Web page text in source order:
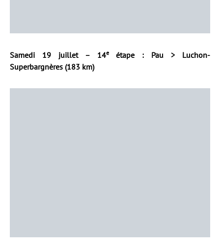
Samedi 19 juillet – 14eétape : Pau > Luchon-
Superbargnères (183 km)